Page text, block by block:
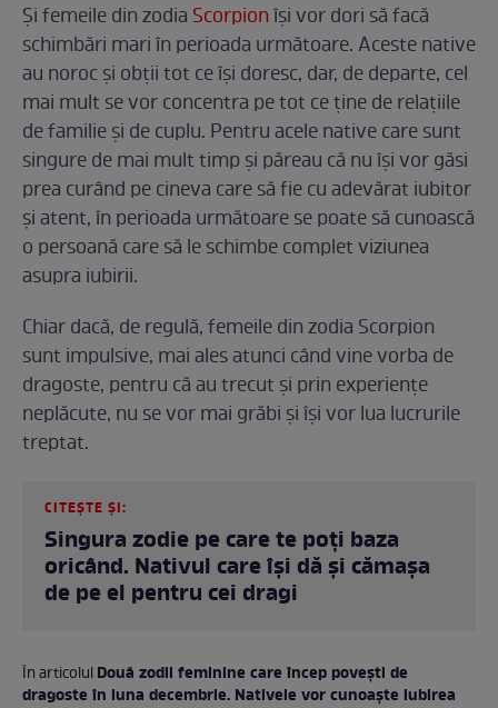
Și femeile din zodia Scorpionîși vor dori să facă
schimbări mari în perioada următoare. Aceste native
au noroc și obții tot ce își doresc, dar, de departe, cel
mai mult se vor concentra pe tot ce ține de relațiile
de familie și de cuplu. Pentru acele native care sunt
singure de mai mult timp și păreau că nu își vor găsi
prea curând pe cineva care să fie cu adevărat iubitor
și atent, în perioada următoare se poate să cunoască
o persoană care să le schimbe complet viziunea
asupra iubirii.
Chiar dacă, de regulă, femeile din zodia Scorpion
sunt impulsive, mai ales atunci când vine vorba de
dragoste, pentru că au trecut și prin experiențe
neplăcute, nu se vor mai grăbi și își vor lua lucrurile
treptat.
CITEȘTE ȘI:
Singura zodie pe care te poți baza
oricând. Nativul care își dă și cămașa
de pe el pentru cei dragi
În articolulDouă zodii feminine care încep povești de
dragoste în luna decembrie. Nativele vor cunoaște iubirea